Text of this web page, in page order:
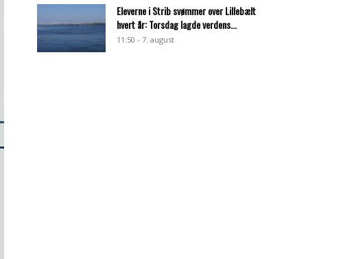
Eleverne i Strib svømmer over Lillebælt
hvert år: Torsdag lagde verdens...
11:50 - 7. august